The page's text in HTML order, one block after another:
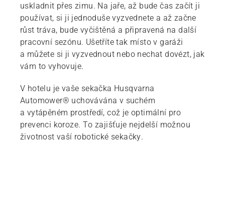
uskladnit přes zimu. Na jaře, až bude čas začít ji
používat, si ji jednoduše vyzvednete a až začne
růst tráva, bude vyčištěná a připravená na další
pracovní sezónu. Ušetříte tak místo v garáži
a můžete si ji vyzvednout nebo nechat dovézt, jak
vám to vyhovuje.
V hotelu je vaše sekačka Husqvarna
Automower® uchovávána v suchém
a vytápěném prostředí, což je optimální pro
prevenci koroze. To zajišťuje nejdelší možnou
životnost vaší robotické sekačky.